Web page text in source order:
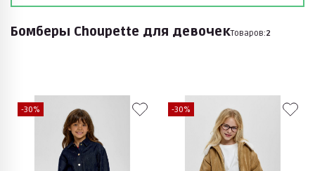
Бомберы Choupette для девочекТоваров:2
-30% -30%